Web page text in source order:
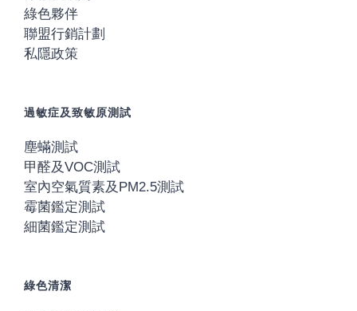
綠色夥伴
聯盟行銷計劃
私隱政策
過敏症及致敏原測試
塵蟎測試
甲醛及VOC測試
室內空氣質素及PM2.5測試
霉菌鑑定測試
細菌鑑定測試
綠色清潔